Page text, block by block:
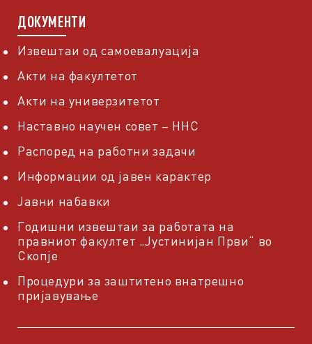
ДОКУМЕНТИ
Извештаи од самоевалуација
Акти на факултетот
Акти на универзитетот
Наставно научен совет – ННС
Распоред на работни задачи
Информации од јавен карактер
Јавни набавки
Годишни извештаи за работата на
правниот факултет „Јустинијан Први“ во
Скопје
Процедури за заштитено внатрешно
пријавување